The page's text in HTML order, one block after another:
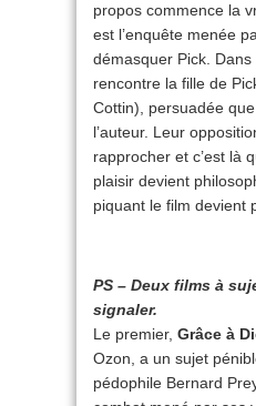
propos commence la
est l’enquête menée
démasquer Pick.
rencontre la fille de
Cottin), persuadée
l’auteur. Leur
rapprocher et c’est là
plaisir devient
piquant le film devient
PS – Deux films à
signaler.
Le premier, Grâce à
Ozon, a un sujet
pédophile Bernard